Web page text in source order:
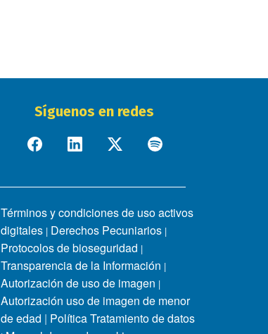
Síguenos en redes
Términos y condiciones de uso activos
digitales | Derechos Pecuniarios |
Protocolos de bioseguridad |
Transparencia de la Información |
Autorización de uso de imagen |
Autorización uso de imagen de menor
de edad | Política Tratamiento de datos